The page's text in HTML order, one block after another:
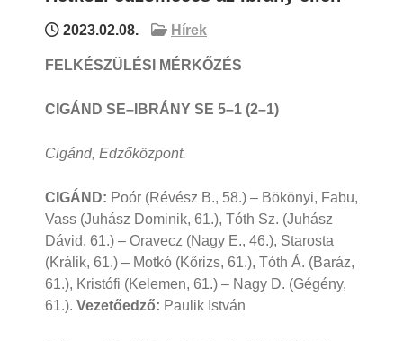
2023.02.08. Hírek
FELKÉSZÜLÉSI MÉRKŐZÉS
CIGÁND SE–IBRÁNY SE 5–1 (2–1)
Cigánd, Edzőközpont.
CIGÁND: Poór (Révész B., 58.) – Bökönyi, Fabu,
Vass (Juhász Dominik, 61.), Tóth Sz. (Juhász
Dávid, 61.) – Oravecz (Nagy E., 46.), Starosta
(Králik, 61.) – Motkó (Kőrizs, 61.), Tóth Á. (Baráz,
61.), Kristófi (Kelemen, 61.) – Nagy D. (Gégény,
61.). Vezetőedző: Paulik István